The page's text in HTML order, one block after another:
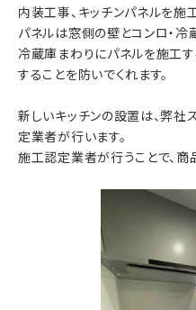
内装工事、キッチンパネルを施
パネルは窓側の壁とコンロ・冷
冷蔵庫まわりにパネルを施工
することを防いでくれます。
新しいキッチンの設置は、弊社
定業者が行います。
施工認定業者が行うことで、商